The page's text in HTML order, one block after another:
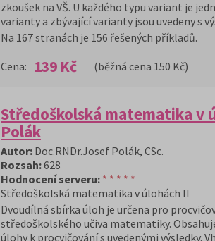
zkoušek na VŠ. U každého typu variant je
varianty a zbývající varianty jsou uvedeny s
Na 167 stranách je 156 řešených příkladů.
Cena: 139 Kč (běžná cena 150 Kč)
Středoškolská matematika v
Polák
Autor: Doc.RNDr.Josef Polák, CSc.
Rozsah:628
Hodnocení serveru: * * * * *
Středoškolská matematika v úlohách II
Dvoudílná sbírka úloh je určena pro
středoškolského učiva matematiky.
úlohy k procvičování s uvedenými výsledky.